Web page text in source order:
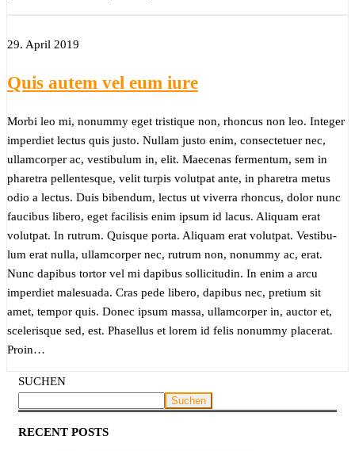
29. April 2019
Quis autem vel eum iure
Mor­bi leo mi, nonum­my eget tris­tique non, rhon­cus non leo. Inte­ger
imper­diet lec­tus quis jus­to. Null­am jus­to enim, con­sec­te­tuer nec,
ullam­cor­per ac, ves­ti­bu­lum in, elit. Mae­ce­nas fer­men­tum, sem in
pha­re­tra pel­len­tes­que, velit tur­pis volut­pat ante, in pha­re­tra metus
odio a lec­tus. Duis biben­dum, lec­tus ut viver­ra rhon­cus, dolor nunc
fau­ci­bus libe­ro, eget faci­li­sis enim ipsum id lacus. Ali­quam erat
volut­pat. In rut­rum. Quis­que por­ta. Ali­quam erat volut­pat. Ves­ti­bu­
lum erat nulla, ullam­cor­per nec, rut­rum non, nonum­my ac, erat.
Nunc dapi­bus tor­tor vel mi dapi­bus sol­li­ci­tu­din. In enim a arcu
imper­diet male­sua­da. Cras pede libe­ro, dapi­bus nec, pre­ti­um sit
amet, tem­por quis. Donec ipsum mas­sa, ullam­cor­per in, auc­tor et,
sce­le­ris­que sed, est. Pha­sel­lus et lorem id felis nonum­my pla­ce­rat.
Pro­in…
SUCHEN
Suchen
RECENT POSTS